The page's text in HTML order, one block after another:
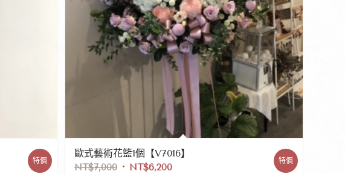
特價
歐式藝術花籃1個【V7016】
NT$7,000 NT$6,200
特價